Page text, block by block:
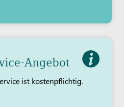
Angebot
ist kostenpflichtig.